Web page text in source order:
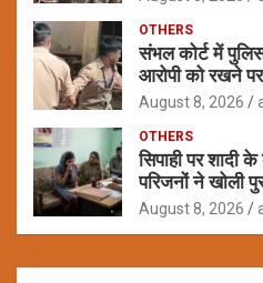
OTHERS
संभल कोर्ट में
आरोपी को रखने
August 8, 2026
OTHERS
सिपाही पर शादी
परिजनों ने खोली
August 8, 2026